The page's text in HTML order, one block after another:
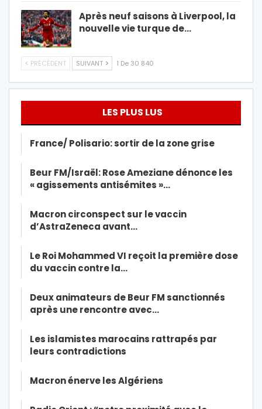
Après neuf saisons à Liverpool, la
nouvelle vie turque de…
PRÉCÉDENT SUIVANT 1 De 30 840
LES PLUS LUS
France/ Polisario: sortir de la zone grise
Beur FM/Israël: Rose Ameziane dénonce les
« agissements antisémites »…
Macron circonspect sur le vaccin
d’AstraZeneca avant…
Le Roi Mohammed VI reçoit la première dose
du vaccin contre la…
Deux animateurs de Beur FM sanctionnés
après une rencontre avec…
Les islamistes marocains rattrapés par
leurs contradictions
Macron énerve les Algériens